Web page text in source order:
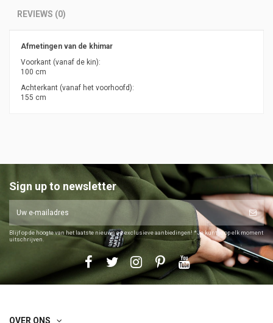
REVIEWS (0)
Afmetingen van de khimar
Voorkant (vanaf de kin):
100 cm
Achterkant (vanaf het voorhoofd):
155 cm
Sign up to newsletter
Blijf op de hoogte van het laatste nieuws en exclusieve aanbiedingen! *Je kunt je op elk moment
uitschrijven.
OVER ONS